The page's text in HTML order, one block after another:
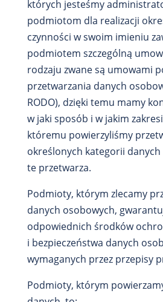
których jesteśmy
podmiotom dla realizacji
czynności w swoim imieniu
podmiotem szczególną
rodzaju zwane są umowami
przetwarzania danych
RODO), dzięki temu mamy
w jaki sposób i w jakim
któremu powierzyliśmy
określonych kategorii
te przetwarza.
Podmioty, którym zlecamy
danych osobowych,
odpowiednich środków
i bezpieczeństwa danych
wymaganych przez przepisy
Podmioty, którym